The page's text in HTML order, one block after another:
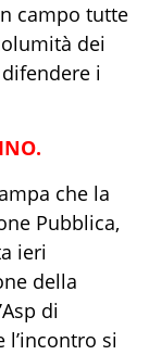
campo tutte
dei
i
che la
Pubblica,
ieri
della
di
l’incontro si